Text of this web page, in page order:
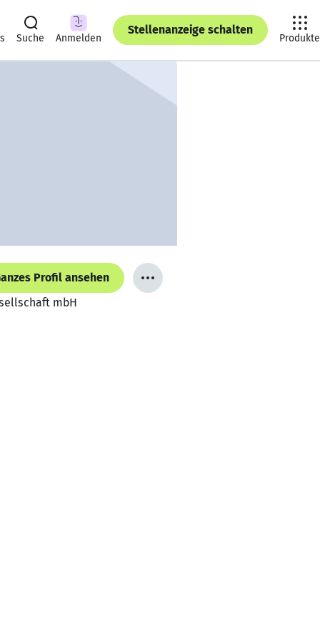
Suche Anmelden
Stellenanzeige schalten
Produkte
Profil ansehen
mbH